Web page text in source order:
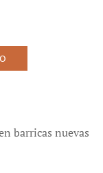
barricas nuevas